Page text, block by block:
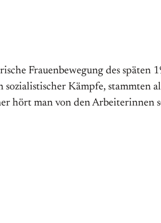
Frauenbewegung des
Kämpfe, stammten
hört man von den Arbeiterinnen